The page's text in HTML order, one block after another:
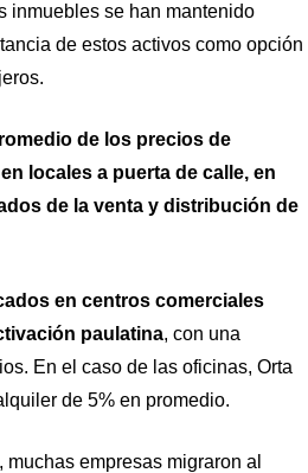
inmuebles se han mantenido
de estos activos como opción
de los precios de
locales a puerta de calle, en
de la venta y distribución de
en centros comerciales
paulatina, con una
En el caso de las oficinas, Orta
de 5% en promedio.
empresas migraron al